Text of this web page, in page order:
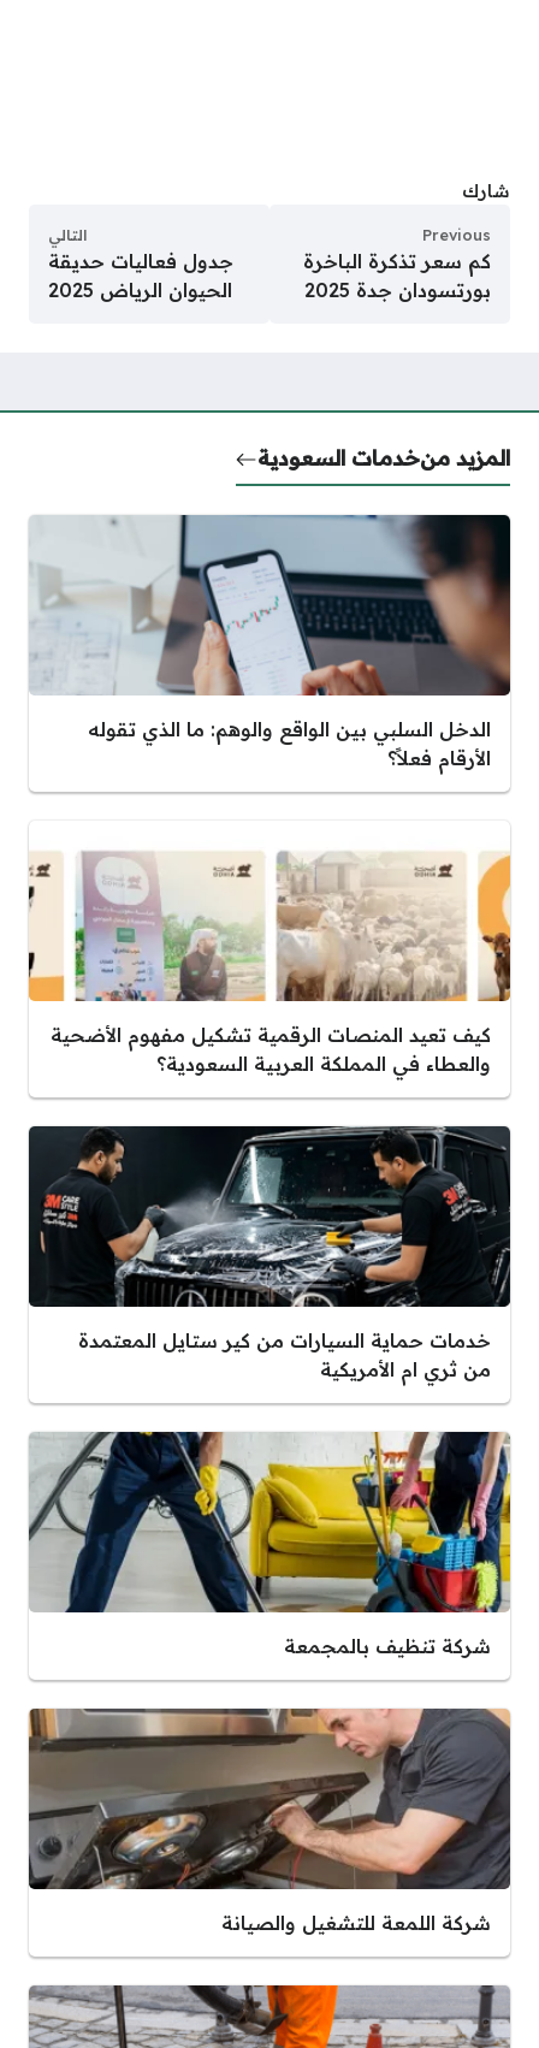
شارك
Previous
كم سعر تذكرة الباخرة
بورتسودان جدة 2025
التالي
جدول فعاليات حديقة
الحيوان الرياض 2025
المزيد منخدمات السعودية
الدخل السلبي بين الواقع والوهم: ما الذي تقوله
الأرقام فعلاً؟
كيف تعيد المنصات الرقمية تشكيل مفهوم الأضحية
والعطاء في المملكة العربية السعودية؟
خدمات حماية السيارات من كير ستايل المعتمدة
من ثري ام الأمريكية
شركة تنظيف بالمجمعة
شركة اللمعة للتشغيل والصيانة